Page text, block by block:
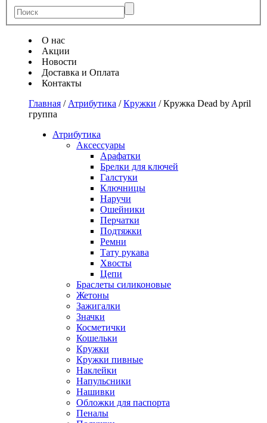
О нас
Акции
Новости
Доставка и Оплата
Контакты
Главная / Атрибутика /Кружки /Кружка Dead by April
группа
Атрибутика
Аксессуары
Арафатки
Брелки для ключей
Галстуки
Ключницы
Наручи
Ошейники
Перчатки
Подтяжки
Ремни
Тату рукава
Хвосты
Цепи
Браслеты силиконовые
Жетоны
Зажигалки
Значки
Косметички
Кошельки
Кружки
Кружки пивные
Наклейки
Напульсники
Нашивки
Обложки для паспорта
Пеналы